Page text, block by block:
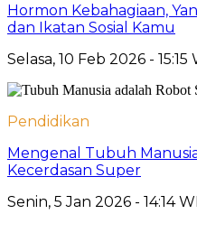
Hormon Kebahagiaan,
dan Ikatan Sosial Kamu
Selasa, 10 Feb 2026 - 15:15
Pendidikan
Mengenal Tubuh
Kecerdasan Super
Senin, 5 Jan 2026 - 14:14